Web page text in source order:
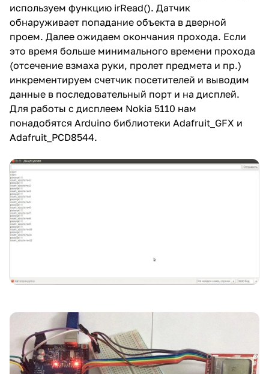
используем функцию irRead(). Датчик
обнаруживает попадание объекта в дверной
проем. Далее ожидаем окончания прохода. Если
это время больше минимального времени прохода
(отсечение взмаха руки, пролет предмета и пр.)
инкрементируем счетчик посетителей и выводим
данные в последовательный порт и на дисплей.
Для работы с дисплеем Nokia 5110 нам
понадобятся Arduino библиотеки Adafruit_GFX и
Adafruit_PCD8544.